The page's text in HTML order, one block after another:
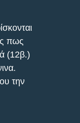
πως
(12β.)
την